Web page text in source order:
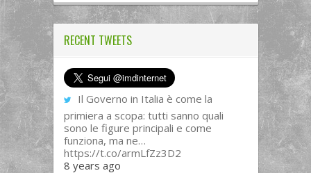
RECENT TWEETS
Il Governo in Italia è come la
primiera a scopa: tutti sanno quali
sono le figure principali e come
funziona, ma ne…
https://t.co/armLfZz3D2
8 years ago